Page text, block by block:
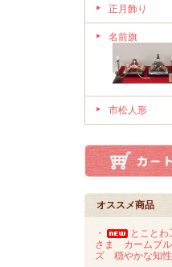
正月飾り
名前旗
市松人形
オススメ商品
・
とことわ
さま カームブル
ズ 穏やかな知性